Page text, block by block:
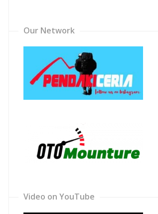
Our Network
Video on YouTube